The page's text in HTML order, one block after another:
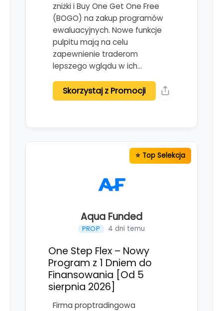
zniżki i Buy One Get One Free
(BOGO) na zakup programów
ewaluacyjnych. Nowe funkcje
pulpitu mają na celu
zapewnienie traderom
lepszego wglądu w ich…
Skorzystaj z Promocji
Aqua Funded
PROP 4 dni temu
One Step Flex – Nowy
Program z 1 Dniem do
Finansowania [Od 5
sierpnia 2026]
Firma proptradingowa